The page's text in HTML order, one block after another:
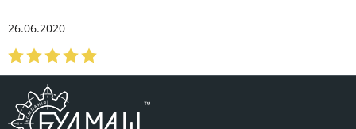
26.06.2020